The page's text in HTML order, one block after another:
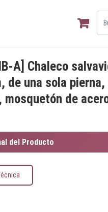
A Chaleco
de una sola
de
del Producto